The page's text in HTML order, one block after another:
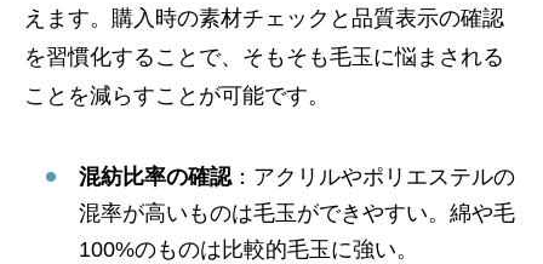
えます。購入時の素材チェックと品質表示の確認
を習慣化することで、そもそも毛玉に悩まされる
ことを減らすことが可能です。
混紡比率の確認：アクリルやポリエステルの
混率が高いものは毛玉ができやすい。綿や毛
100%のものは比較的毛玉に強い。